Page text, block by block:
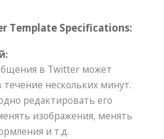
Template Specifications:
в Twitter может
нескольких минут.
редактировать его
изображения, менять
и т.д.